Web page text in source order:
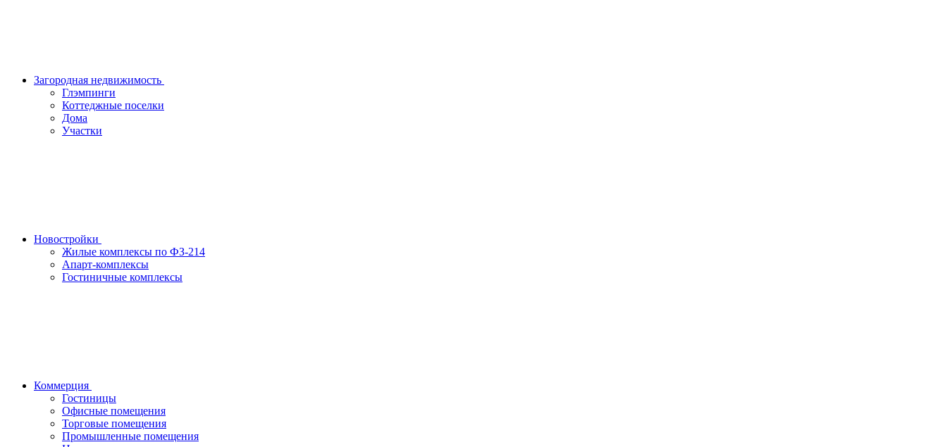
Загородная недвижимость
Глэмпинги
Коттеджные поселки
Дома
Участки
Новостройки
Жилые комплексы по ФЗ-214
Апарт-комплексы
Гостиничные комплексы
Коммерция
Гостиницы
Офисные помещения
Торговые помещения
Промышленные помещения